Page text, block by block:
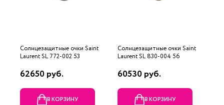
Солнцезащитные очки Saint
Laurent SL 772-002 53
62650 руб.
В КОРЗИНУ
Солнцезащитные очки Saint
Laurent SL 830-004 56
60530 руб.
В КОРЗИНУ